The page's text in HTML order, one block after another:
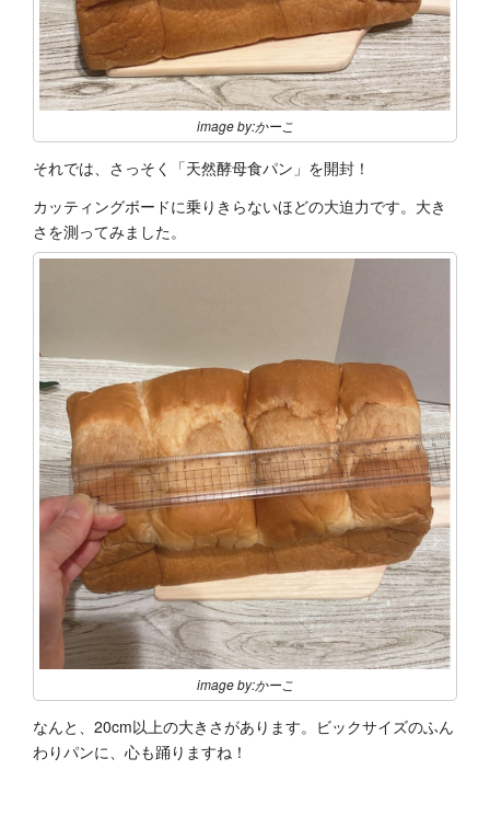
image by:かーこ
それでは、さっそく「天然酵母食パン」を開封！
カッティングボードに乗りきらないほどの大迫力です。大き
さを測ってみました。
image by:かーこ
なんと、20cm以上の大きさがあります。ビックサイズのふん
わりパンに、心も踊りますね！